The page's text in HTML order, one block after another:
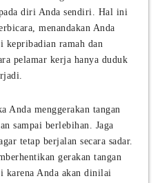
diri Anda sendiri. Hal ini
menandakan Anda
kepribadian ramah dan
pelamar kerja hanya duduk
Anda menggerakan tangan
sampai berlebihan. Jaga
tetap berjalan secara sadar.
gerakan tangan
karena Anda akan dinilai